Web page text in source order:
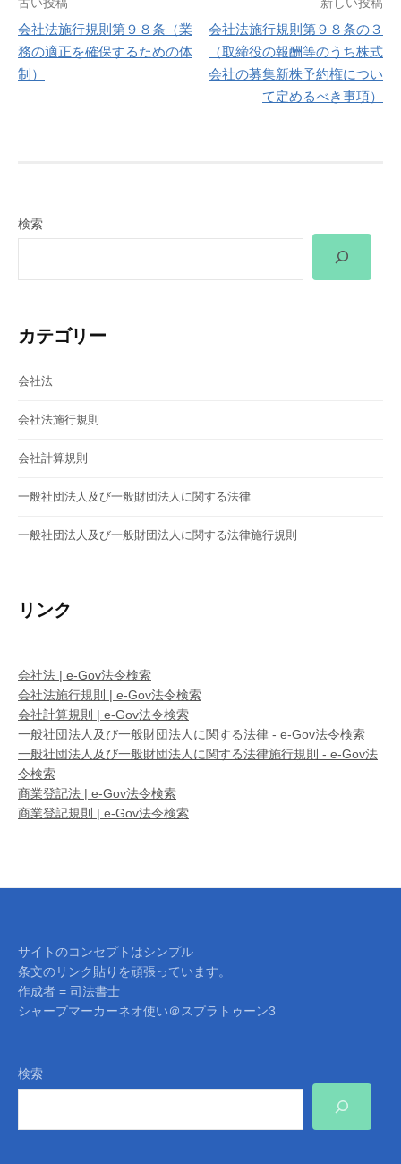
投
稿
ナ
シ
ョ
会社法施行規則第９８条（業
務の適正を確保するための体
制）
会社法施行規則第９８条の３
（取締役の報酬等のうち株式
会社の募集新株予約権につい
て定めるべき事項）
検索
カテゴリー
会社法
会社法施行規則
会社計算規則
一般社団法人及び一般財団法人に関する法律
一般社団法人及び一般財団法人に関する法律施行規則
リンク
会社法 | e-Gov法令検索
会社法施行規則 | e-Gov法令検索
会社計算規則 | e-Gov法令検索
一般社団法人及び一般財団法人に関する法律 - e-Gov法令検索
一般社団法人及び一般財団法人に関する法律施行規則 - e-Gov法
令検索
商業登記法 | e-Gov法令検索
商業登記規則 | e-Gov法令検索
サイトのコンセプトはシンプル
条文のリンク貼りを頑張っています。
作成者 = 司法書士
シャープマーカーネオ使い＠スプラトゥーン3
検索